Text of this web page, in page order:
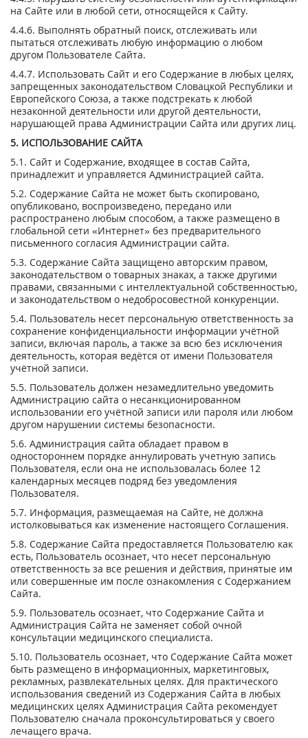
на Сайте или в любой сети, относящейся к Сайту.
4.4.6. Выполнять обратный поиск, отслеживать или
пытаться отслеживать любую информацию о любом
другом Пользователе Сайта.
4.4.7. Использовать Сайт и его Содержание в любых целях,
запрещенных законодательством Словацкой Республики и
Европейского Союза, а также подстрекать к любой
незаконной деятельности или другой деятельности,
нарушающей права Администрации Сайта или других лиц.
5. ИСПОЛЬЗОВАНИЕ САЙТА
5.1. Сайт и Содержание, входящее в состав Сайта,
принадлежит и управляется Администрацией сайта.
5.2. Содержание Сайта не может быть скопировано,
опубликовано, воспроизведено, передано или
распространено любым способом, а также размещено в
глобальной сети «Интернет» без предварительного
письменного согласия Администрации сайта.
5.3. Содержание Сайта защищено авторским правом,
законодательством о товарных знаках, а также другими
правами, связанными с интеллектуальной собственностью,
и законодательством о недобросовестной конкуренции.
5.4. Пользователь несет персональную ответственность за
сохранение конфиденциальности информации учётной
записи, включая пароль, а также за всю без исключения
деятельность, которая ведётся от имени Пользователя
учётной записи.
5.5. Пользователь должен незамедлительно уведомить
Администрацию сайта о несанкционированном
использовании его учётной записи или пароля или любом
другом нарушении системы безопасности.
5.6. Администрация сайта обладает правом в
одностороннем порядке аннулировать учетную запись
Пользователя, если она не использовалась более 12
календарных месяцев подряд без уведомления
Пользователя.
5.7. Информация, размещаемая на Сайте, не должна
истолковываться как изменение настоящего Соглашения.
5.8. Содержание Сайта предоставляется Пользователю как
есть, Пользователь осознает, что несет персональную
ответственность за все решения и действия, принятые им
или совершенные им после ознакомления с Содержанием
Сайта.
5.9. Пользователь осознает, что Содержание Сайта и
Администрация Сайта не заменяет собой очной
консультации медицинского специалиста.
5.10. Пользователь осознает, что Содержание Сайта может
быть размещено в информационных, маркетинговых,
рекламных, развлекательных целях. Для практического
использования сведений из Содержания Сайта в любых
медицинских целях Администрация Сайта рекомендует
Пользователю сначала проконсультироваться у своего
лечащего врача.